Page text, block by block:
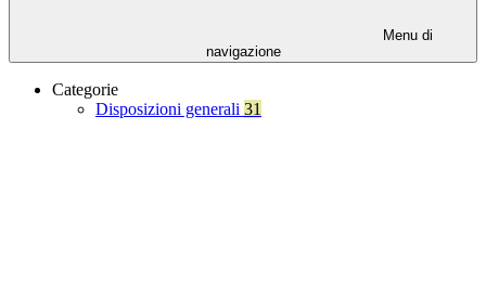
Menu di
navigazione
Categorie
Disposizioni generali 31